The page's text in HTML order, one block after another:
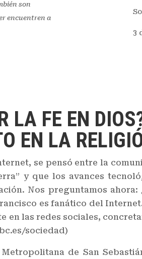
son
encuentren a
3
LA FE EN
EN LA
se pensó entre la
y que los avances
Nos preguntamos
es fanático del
en las redes sociales,
sociedad)
de San